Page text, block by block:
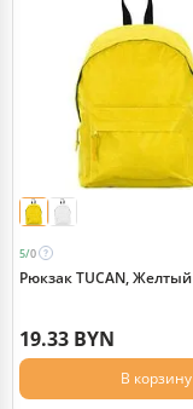
5/0
Рюкзак TUCAN, Желтый
19.33 BYN
В корзину